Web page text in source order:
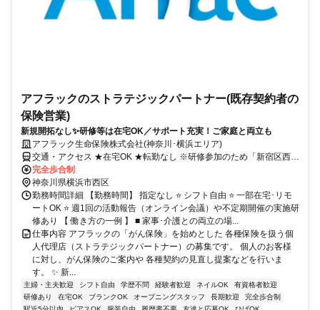
アフラックのストラテジックパートナー(既存契約者の
保険営業)
新規開拓なし✨研修等は在宅OK／サポート充実！ご家庭と両立も
アフラック生命保険株式会社(神奈川･横浜エリア)
交通・アクセス ★在宅OK ★転勤なし ※研修参加のため「新宿区西新
宿」への出社あり
完全歩合制
神奈川県横浜市西区
勤務時間詳細 【勤務時間】 指定なし ⭐ シフト自由 ⭐ 一部在宅･リモ
ートOK ⭐ 週1回の活動報告（オンライン会議）や不定期開催の実施研
修あり 【 働き方の一例 】 ■ 家事･介護との両立の場...
仕事内容 アフラックの「がん保険」を始めとした 各種保険を扱う個
人代理店（ストラテジックパートナー）の募集です。 個人のお客様
に対し、がん保険のご案内や 各種契約の見直し提案などを行いま
す。 ✨ 新...
主婦・主夫歓迎 シフト自由 学歴不問 経験者歓迎 ネイルOK
有資格者歓迎
研修あり
在宅OK ブランクOK オープニングスタッフ 長期歓迎
完全歩合制